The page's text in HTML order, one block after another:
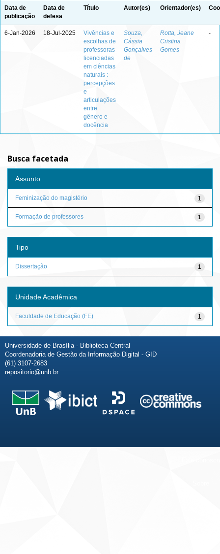
Data de
publicação
Data de
defesa
Título Autor(es) Orientador(es)
6-Jan-2026 18-Jul-2025
Vivências e
escolhas de
professoras
licenciadas
em ciências
naturais :
percepções
e
articulações
entre
gênero e
docência
Souza,
Cássia
Gonçalves
de
Rotta, Jeane
Cristina
Gomes
-
Busca facetada
Assunto
1
Feminização do magistério
1
Formação de professores
Tipo
1
Dissertação
Unidade Acadêmica
1
Faculdade de Educação (FE)
Universidade de Brasília - Biblioteca Central
Coordenadoria de Gestão da Informação Digital - GID
(61) 3107-2683
repositorio@unb.br